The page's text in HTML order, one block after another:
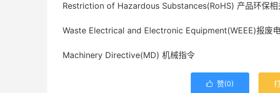
Restriction of Hazardous Substances(RoHS) 产品环保相
Waste Electrical and Electronic Equipment(WEEE)报废
Machinery Directive(MD) 机械指令
 赞(0)